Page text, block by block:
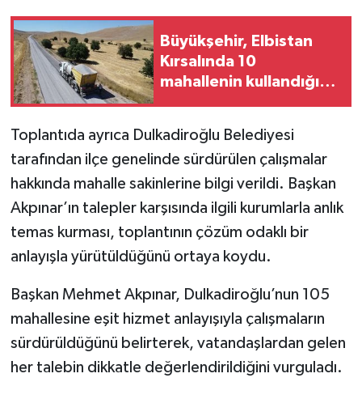
Büyükşehir, Elbistan
Kırsalında 10
mahallenin kullandığı
Toplantıda ayrıca Dulkadiroğlu Belediyesi
tarafından ilçe genelinde sürdürülen çalışmalar
hakkında mahalle sakinlerine bilgi verildi. Başkan
Akpınar’ın talepler karşısında ilgili kurumlarla anlık
temas kurması, toplantının çözüm odaklı bir
anlayışla yürütüldüğünü ortaya koydu.
Başkan Mehmet Akpınar, Dulkadiroğlu’nun 105
mahallesine eşit hizmet anlayışıyla çalışmaların
sürdürüldüğünü belirterek, vatandaşlardan gelen
her talebin dikkatle değerlendirildiğini vurguladı.